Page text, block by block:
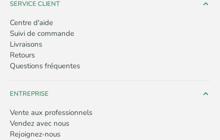
SERVICE CLIENT
Centre d'aide
Suivi de commande
Livraisons
Retours
Questions fréquentes
ENTREPRISE
Vente aux professionnels
Vendez avec nous
Rejoignez-nous